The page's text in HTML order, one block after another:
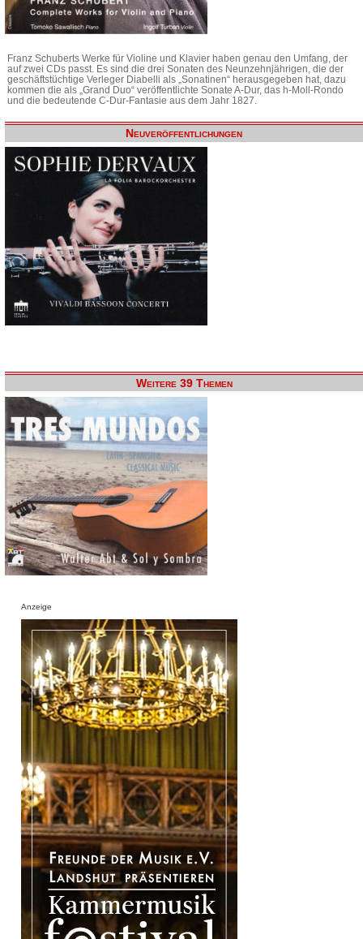
Franz Schuberts Werke für Violine und Klavier haben genau den Umfang, der
auf zwei CDs passt. Es sind die drei Sonaten des Neunzehnjährigen, die der
geschäftstüchtige Verleger Diabelli als „Sonatinen“ herausgegeben hat, dazu
kommen die als „Grand Duo“ veröffentlichte Sonate A-Dur, das h-Moll-Rondo
und die bedeutende C-Dur-Fantasie aus dem Jahr 1827.
Neuveröffentlichungen
Weitere 39 Themen
Anzeige